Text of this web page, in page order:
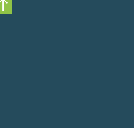
Nach oben scrollen